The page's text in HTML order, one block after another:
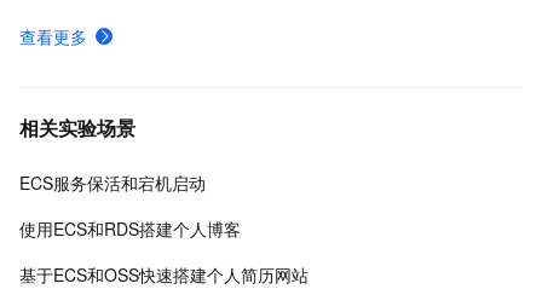
查看更多
相关实验场景
ECS服务保活和宕机启动
使用ECS和RDS搭建个人博客
基于ECS和OSS快速搭建个人简历网站